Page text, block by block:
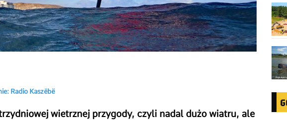
Radio Kaszëbë
wietrznej przygody, czyli nadal dużo wiatru, ale